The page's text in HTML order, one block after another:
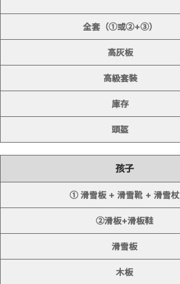
全套（①或②+③）
高灰板
高級套裝
庫存
頭盔
孩子
① 滑雪板 + 滑雪靴 + 滑雪杖
②滑板+滑板鞋
滑雪板
木板